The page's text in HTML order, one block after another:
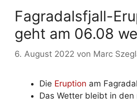
Fagradalsfjall-
geht am 06.08
6. August 2022 von Marc
Die Eruption am
Das Wetter bleibt in den